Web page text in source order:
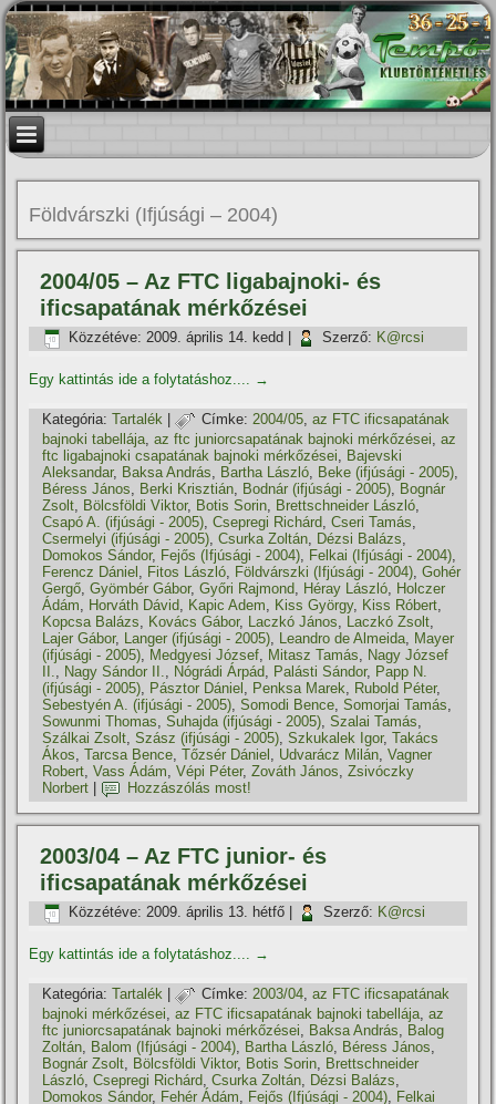
Földvárszki (Ifjúsági – 2004)
2004/05 – Az FTC ligabajnoki- és
ificsapatának mérkőzései
Közzétéve: 2009. április 14. kedd Szerző: K@rcsi
Egy kattintás ide a folytatáshoz.... →
Kategória: Tartalék | Címke: 2004/05,az FTC ificsapatának
bajnoki tabellája,az ftc juniorcsapatának bajnoki mérkőzései,az
ftc ligabajnoki csapatának bajnoki mérkőzései, Bajevski
Aleksandar, Baksa András, Bartha László, Beke (ifjúsági - 2005),
Béress János, Berki Krisztián, Bodnár (ifjúsági - 2005), Bognár
Zsolt, Bölcsföldi Viktor, Botis Sorin, Brettschneider László,
Csapó A. (ifjúsági - 2005),Csepregi Richárd,Cseri Tamás,
Csermelyi (ifjúsági - 2005),Csurka Zoltán, Dézsi Balázs,
Domokos Sándor, Fejős (Ifjúsági - 2004), Felkai (Ifjúsági - 2004),
Ferencz Dániel , Fitos László, Földvárszki (Ifjúsági - 2004),Gohér
Gergő,Gyömbér Gábor,Győri Rajmond, Héray László, Holczer
Ádám, Horváth Dávid, Kapic Adem, Kiss György, Kiss Róbert,
Kopcsa Balázs, Kovács Gábor, Laczkó János, Laczkó Zsolt,
Lajer Gábor, Langer (ifjúsági - 2005), Leandro de Almeida, Mayer
(ifjúsági - 2005), Medgyesi József, Mitasz Tamás, Nagy József
II., Nagy Sándor II., Nógrádi Árpád, Palásti Sándor, Papp N.
(ifjúsági - 2005), Pásztor Dániel , Penksa Marek, Rubold Péter,
Sebestyén A. (ifjúsági - 2005),Somodi Bence,Somorjai Tamás,
Sowunmi Thomas,Suhajda (ifjúsági - 2005),Szalai Tamás,
Szálkai Zsolt,Szász (ifjúsági - 2005),Szkukalek Igor,Takács
Ákos,Tarcsa Bence,Tőzsér Dániel , Udvarácz Milán,Vagner
Robert,Vass Ádám,Vépi Péter,Zováth János,Zsivóczky
Norbert
Hozzászólás most!
2003/04 – Az FTC junior- és
ificsapatának mérkőzései
Közzétéve: 2009. április 13. hétfő Szerző: K@rcsi
Egy kattintás ide a folytatáshoz.... →
Kategória: Tartalék | Címke: 2003/04,az FTC ificsapatának
bajnoki mérkőzései,az FTC ificsapatának bajnoki tabellája,az
ftc juniorcsapatának bajnoki mérkőzései, Baksa András, Balog
Zoltán, Balom (Ifjúsági - 2004), Bartha László, Béress János,
Bognár Zsolt, Bölcsföldi Viktor, Botis Sorin, Brettschneider
László,Csepregi Richárd,Csurka Zoltán, Dézsi Balázs,
Domokos Sándor, Fehér Ádám, Fejős (Ifjúsági - 2004), Felkai